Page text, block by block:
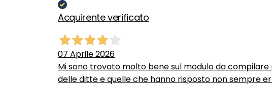
Acquirente verificato
07 Aprile 2026
Mi sono trovato molto bene sul modulo da
delle ditte e quelle che hanno risposto non sempre